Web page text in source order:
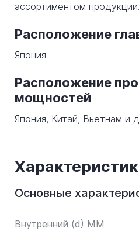
ассортиментом продукции.
Расположение
Япония
Расположение
мощностей
Япония, Китай, Вьетнам и
Основные
Внутренний (d) ММ